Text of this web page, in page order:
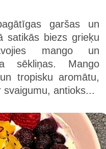
garšas un
satikās biezs grieķu
mango un
sēkliņas. Mango
tropisku aromātu,
antioks...